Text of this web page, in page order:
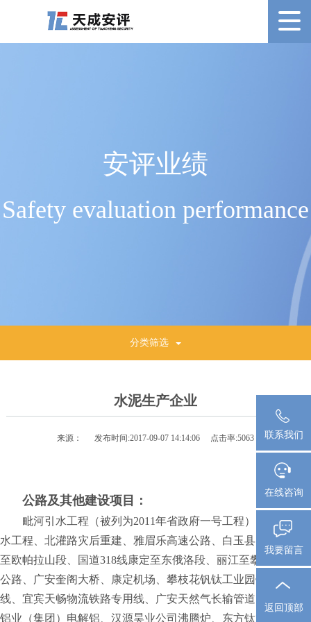
安评业绩
Safety evaluation performance
分类筛选
水泥生产企业
来源： 发布时间:2017-09-07 14:14:06 点击率:5063
公路及其他建设项目：
毗河引水工程（被列为2011年省政府一号工程）、九曲河引
水工程、北灌路灾后重建、雅眉乐高速公路、白玉县巴白路盖玉
至欧帕拉山段、国道318线康定至东俄洛段、丽江至攀枝花高速
公路、广安奎阁大桥、康定机场、攀枝花钒钛工业园铁路专用
线、宜宾天畅物流铁路专用线、广安天然气长输管道、四川其亚
铝业（集团）电解铝、汉源昊业公司沸腾炉、东方钛业硫酸法金
联系我们
在线咨询
我要留言
返回顶部